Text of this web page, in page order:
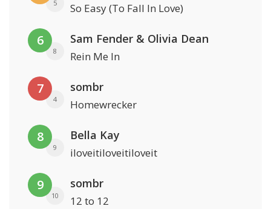
5 So Easy (To Fall In Love)
6
8
Sam Fender & Olivia Dean
Rein Me In
7
4
sombr
Homewrecker
8
9
Bella Kay
iloveitiloveitiloveit
9
10
sombr
12 to 12